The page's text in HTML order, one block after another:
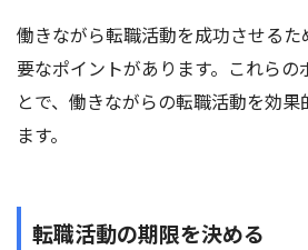
働きながら転職活動を成功させる
要なポイントがあります。これらの
とで、働きながらの転職活動を効
ます。
転職活動の期限を決める